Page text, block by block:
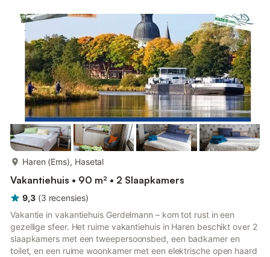
verkennen of meerdere bewegwijzerde fietstochten maken.
Twee fietsen zijn gratis beschikbaar. Een wandeling door de
slotlaan...
Haren (Ems), Hasetal
Vakantiehuis • 90 m² • 2 Slaapkamers
9,3 (3 recensies)
Vakantie in vakantiehuis Gerdelmann – kom tot rust in een
gezellige sfeer. Het ruime vakantiehuis in Haren beschikt over 2
slaapkamers met een tweepersoonsbed, een badkamer en
toilet, en een ruime woonkamer met een elektrische open haard